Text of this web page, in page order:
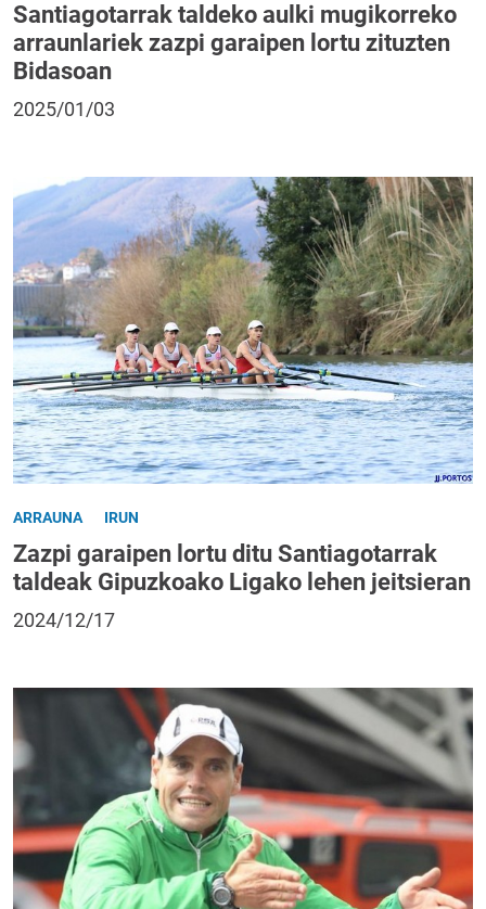
Santiagotarrak taldeko aulki mugikorreko
arraunlariek zazpi garaipen lortu zituzten
Bidasoan
2025/01/03
ARRAUNA IRUN
Zazpi garaipen lortu ditu Santiagotarrak
taldeak Gipuzkoako Ligako lehen jeitsieran
2024/12/17